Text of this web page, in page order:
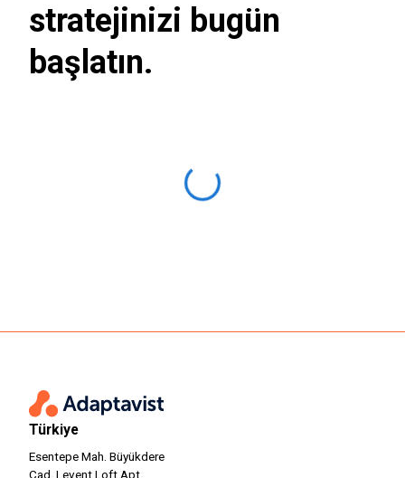
stratejinizi bugün
başlatın.
Türkiye
Esentepe Mah. Büyükdere
Cad. Levent Loft Apt.